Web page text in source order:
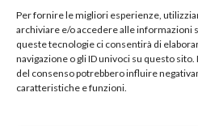
Per fornire le migliori esperienze,
archiviare e/o accedere alle informazioni
queste tecnologie ci consentirà di
navigazione o gli ID univoci su questo
del consenso potrebbero influire
caratteristiche e funzioni.
Tronto AP
Telefono
0735 777872